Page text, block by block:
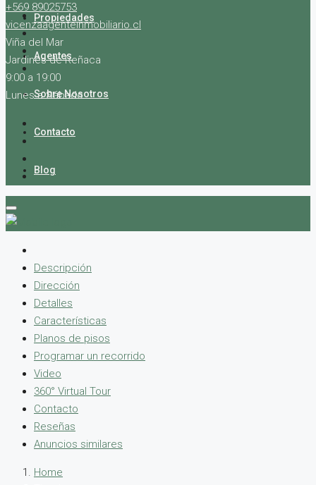
Propiedades
Agentes
Sobre Nosotros
Contacto
Blog
+569 89025753
vicenzaagenteinmobiliario.cl
Viña del Mar
Jardines de Reñaca
9:00 a 19:00
Lunes a Sábado
Descripción
Dirección
Detalles
Características
Planos de pisos
Programar un recorrido
Video
360° Virtual Tour
Contacto
Reseñas
Anuncios similares
Home